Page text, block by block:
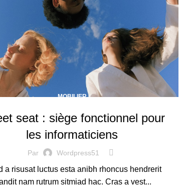
MOBILIER
seat : siège fonctionnel pour
les informaticiens
Par Wordpress51
a risusat luctus esta anibh rhoncus hendrerit
nam rutrum sitmiad hac. Cras a vest...